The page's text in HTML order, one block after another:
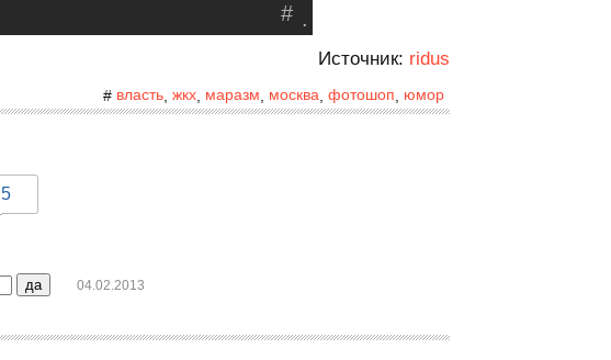
.
#
Источник: ridus
# власть жкх маразм москва фотошоп юмор
5
04.02.2013